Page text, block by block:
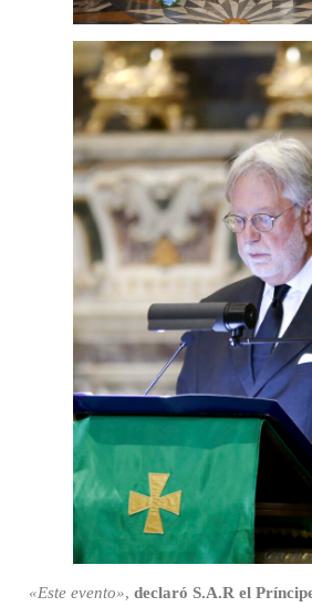
«Este evento»,declaró S.A.R el